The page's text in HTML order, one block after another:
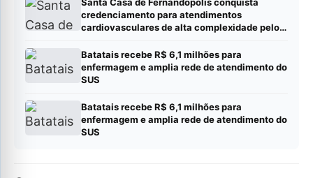
credenciamento para atendimentos
cardiovasculares de alta complexidade pelo
Batatais recebe R$ 6,1 milhões para
enfermagem e amplia rede de atendimento do
SUS
Batatais recebe R$ 6,1 milhões para
enfermagem e amplia rede de atendimento do
SUS